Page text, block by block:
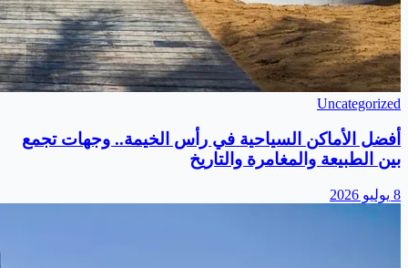
Uncategorized
أفضل الأماكن السياحية في رأس الخيمة.. وجهات تجمع
بين الطبيعة والمغامرة والتاريخ
8 يوليو 2026